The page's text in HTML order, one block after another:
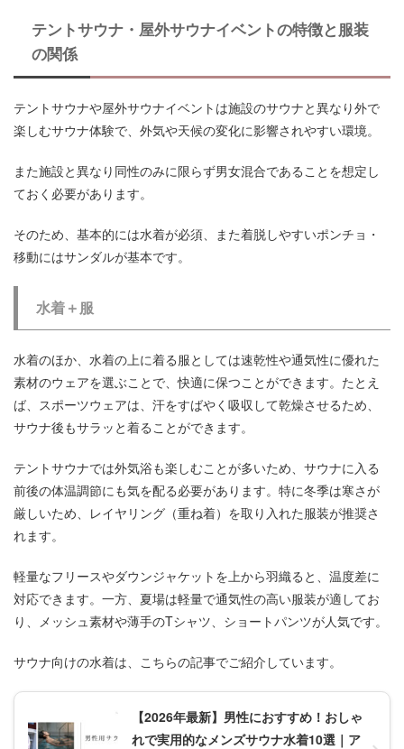
テントサウナ・屋外サウナイベントの特徴と服装
の関係
テントサウナや屋外サウナイベントは施設のサウナと異なり外で
楽しむサウナ体験で、外気や天候の変化に影響されやすい環境。
また施設と異なり同性のみに限らず男女混合であることを想定し
ておく必要があります。
そのため、基本的には水着が必須、また着脱しやすいポンチョ・
移動にはサンダルが基本です。
水着＋服
水着のほか、水着の上に着る服としては速乾性や通気性に優れた
素材のウェアを選ぶことで、快適に保つことができます。たとえ
ば、スポーツウェアは、汗をすばやく吸収して乾燥させるため、
サウナ後もサラッと着ることができます。
テントサウナでは外気浴も楽しむことが多いため、サウナに入る
前後の体温調節にも気を配る必要があります。特に冬季は寒さが
厳しいため、レイヤリング（重ね着）を取り入れた服装が推奨さ
れます。
軽量なフリースやダウンジャケットを上から羽織ると、温度差に
対応できます。一方、夏場は軽量で通気性の高い服装が適してお
り、メッシュ素材や薄手のTシャツ、ショートパンツが人気です。
サウナ向けの水着は、こちらの記事でご紹介しています。
【2026年最新】男性におすすめ！おしゃ
れで実用的なメンズサウナ水着10選｜ア